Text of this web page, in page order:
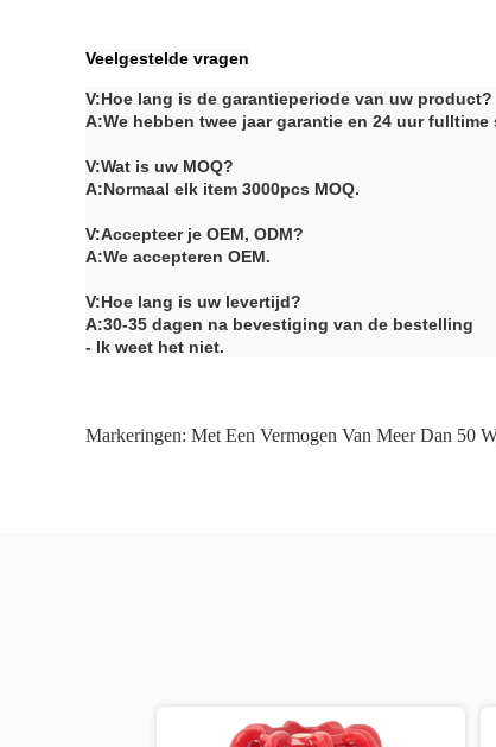
Veelgestelde vragen
V:Hoe lang is de garantieperiode van uw product?
A:We hebben twee jaar garantie en 24 uur fulltime
V:Wat is uw MOQ?
A:Normaal elk item 3000pcs MOQ.
V:Accepteer je OEM, ODM?
A:We accepteren OEM.
V:Hoe lang is uw levertijd?
A:30-35 dagen na bevestiging van de bestelling
- Ik weet het niet.
Markeringen: Met Een Vermogen Van Meer Dan 50